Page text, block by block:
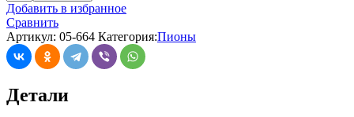
Добавить в избранное
Сравнить
Артикул: 05-664 Категория:Пионы
Детали